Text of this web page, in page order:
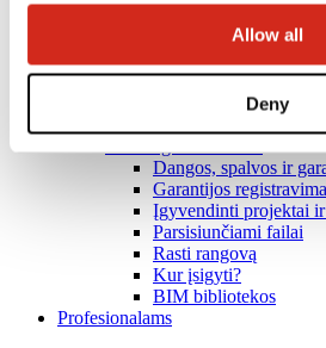
Allow all
Deny
Dangos, spalvos ir
Garantijos
Įgyvendinti projektai
Parsisiunčiami failai
Rasti rangovą
Kur įsigyti?
BIM bibliotekos
Profesionalams